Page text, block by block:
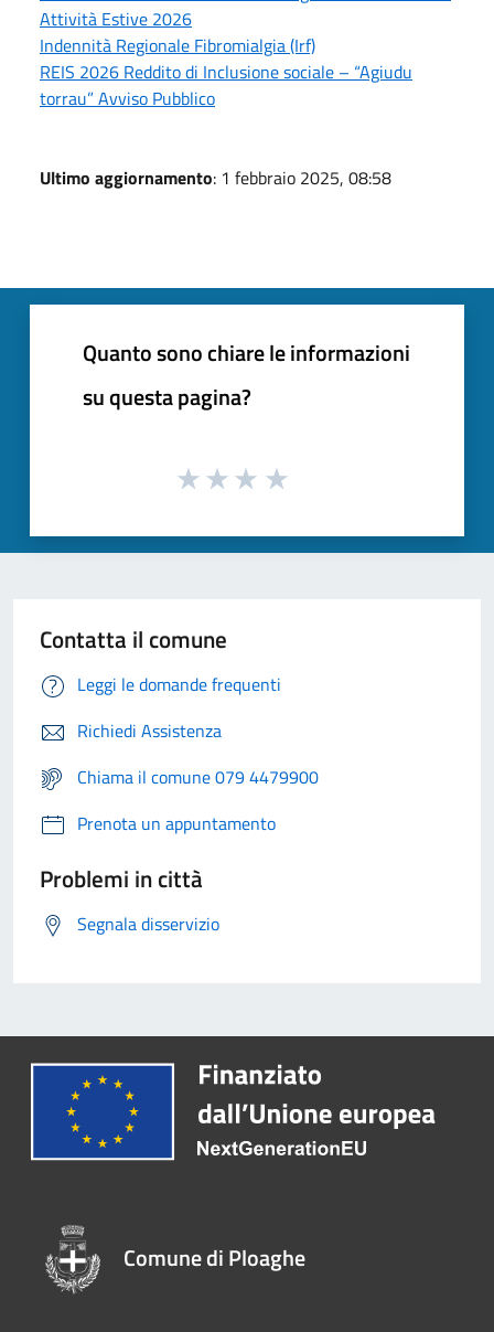
Attività Estive 2026
Indennità Regionale Fibromialgia (Irf)
REIS 2026 Reddito di Inclusione sociale – “Agiudu
torrau” Avviso Pubblico
Ultimo aggiornamento: 1 febbraio 2025, 08:58
Quanto sono chiare le informazioni
su questa pagina?
Contatta il comune
Leggi le domande frequenti
Richiedi Assistenza
Chiama il comune 079 4479900
Prenota un appuntamento
Problemi in città
Segnala disservizio
Comune di Ploaghe